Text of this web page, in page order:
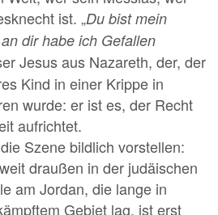
ist. „Du bist mein
dir habe ich Gefallen
Jesus aus Nazareth, der, der
Kind in einer Krippe in
wurde: er ist es, der Recht
aufrichtet.
Szene bildlich vorstellen:
draußen in der judäischen
am Jordan, die lange in
Gebiet lag, ist erst